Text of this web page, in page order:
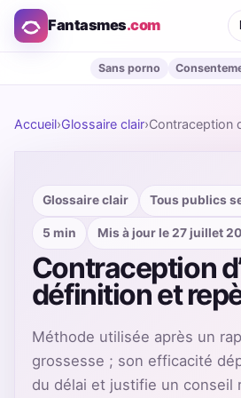
Fantasmes.com
Sans porno
Accueil›Glossaire clair›Contraception
Glossaire clair Tous publics
5 min Mis à jour le 27 juillet
Contraception
définition et
Méthode utilisée après un
grossesse ; son efficacité
du délai et justifie un conseil